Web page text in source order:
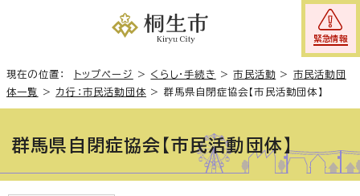
緊急情報
現在の位置： トップページ > くらし・手続き >市民活動 > 市民活動団
体一覧
> カ行：市民活動団体 > 群馬県自閉症協会【市民活動団体】
群馬県自閉症協会【市民活動団体】